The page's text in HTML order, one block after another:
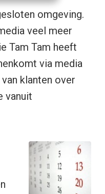
omgeving.
veel meer
Tam Tam heeft
via media
klanten over
vanuit